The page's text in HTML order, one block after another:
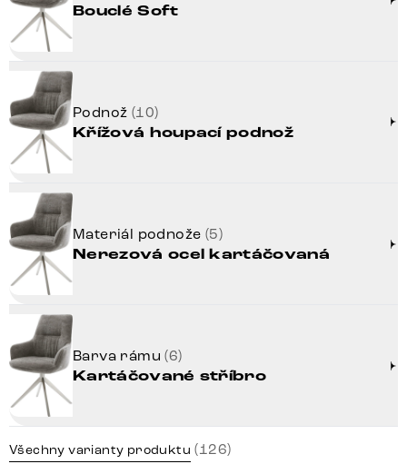
Bouclé Soft
Podnož (10)
Křížová houpací podnož
Materiál podnože (5)
Nerezová ocel kartáčovaná
Barva rámu(6)
Kartáčované stříbro
Všechny varianty produktu (126)